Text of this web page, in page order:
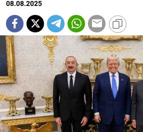
08.08.2025